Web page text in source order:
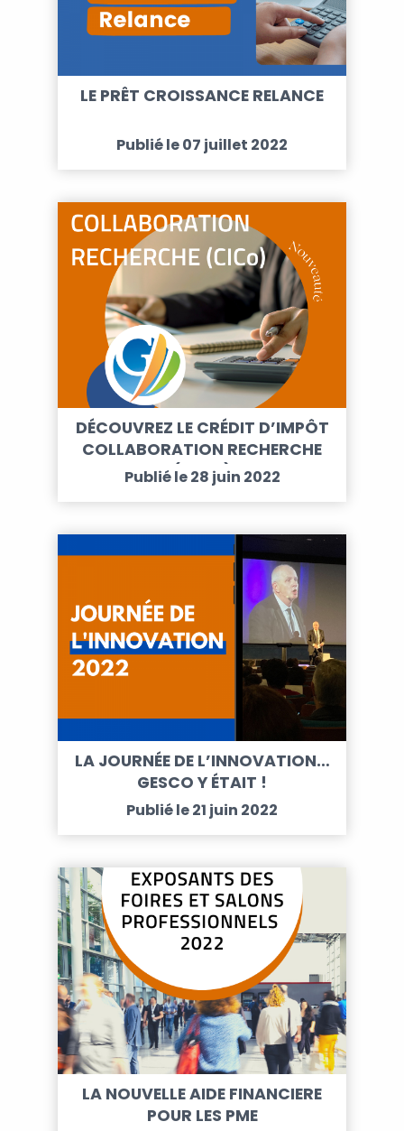
LE PRÊT CROISSANCE RELANCE
Publié le 07 juillet 2022
DÉCOUVREZ LE CRÉDIT D’IMPÔT
COLLABORATION RECHERCHE
(CICO)
Publié le 28 juin 2022
LA JOURNÉE DE L’INNOVATION…
GESCO Y ÉTAIT !
Publié le 21 juin 2022
LA NOUVELLE AIDE FINANCIERE
POUR LES PME